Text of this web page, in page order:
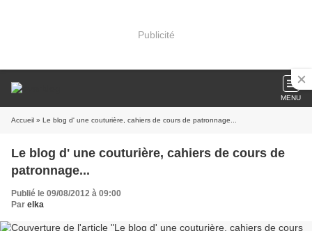
Publicité
MENU
Accueil » Le blog d' une couturière, cahiers de cours de patronnage...
Le blog d' une couturière, cahiers de cours de
patronnage...
Publié le 09/08/2012 à 09:00
Par elka